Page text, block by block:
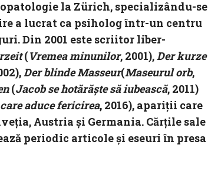
la Zürich, specializându-se
a lucrat ca psiholog într-un centru
Din 2001 este scriitor liber-
(Vremea minunilor, 2001),Der kurze
Der blinde Masseur(Maseurul orb,
(Jacob se hotărăște să iubească, 2011)
aduce fericirea, 2016), apariții care
Austria și Germania. Cărțile sale
periodic articole și eseuri în presa